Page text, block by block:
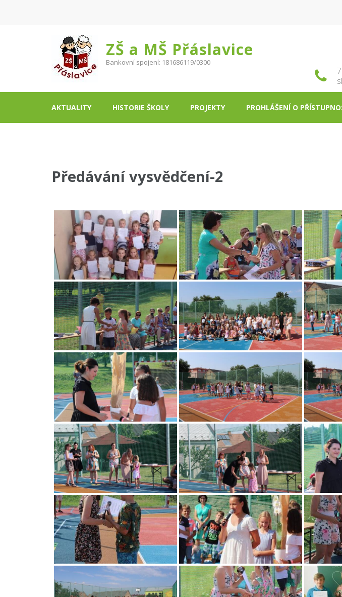
ZŠ a MŠ Přáslavice
Bankovní spojení: 181686119/0300
AKTUALITY HISTORIE ŠKOLY PROJEKTY PROHLÁŠENÍ O
Předávání vysvědčení-2